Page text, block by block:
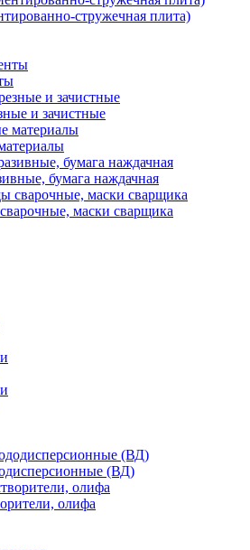
стружечная плита)
и зачистные
бумага наждачная
маски сварщика
(ВД)
олифа